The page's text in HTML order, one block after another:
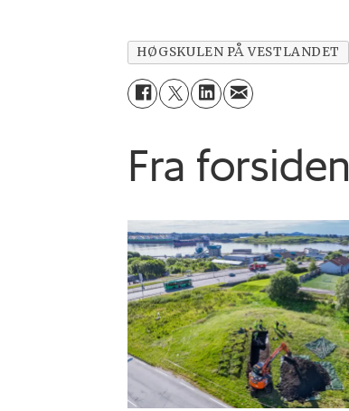
HØGSKULEN PÅ VESTLANDET
Fra forsiden